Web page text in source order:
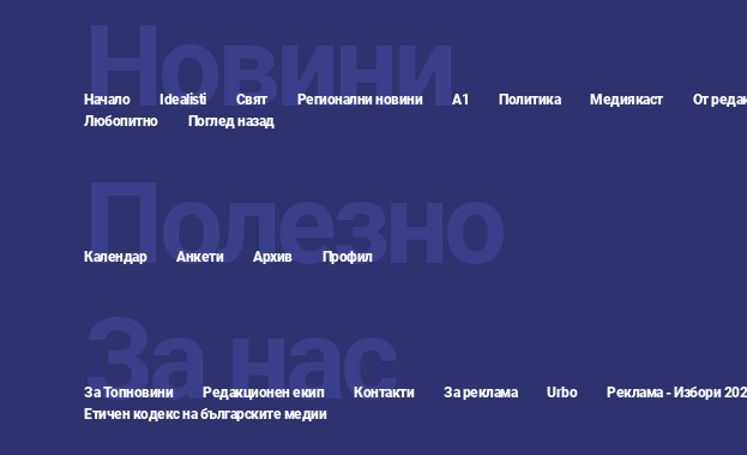
Новини
Начало Idealisti Свят Регионални новини А1 Политика Медиякаст От
Любопитно
Поглед назад
Полезно
Календар Анкети Архив Профил
За нас
За Топновини Редакционен екип Контакти За реклама Urbo Реклама - Избори
Етичен кодекс на българските медии